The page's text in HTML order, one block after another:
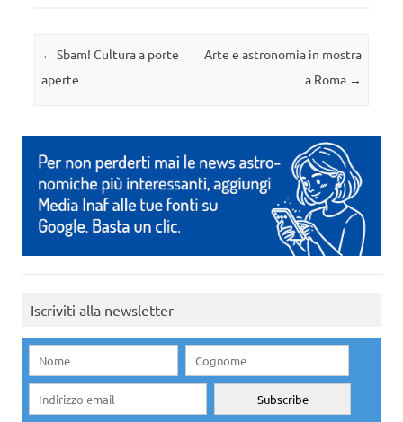
Navigazione articolo
← Sbam! Cultura a porte
aperte
Arte e astronomia in mostra
a Roma →
Iscriviti alla newsletter